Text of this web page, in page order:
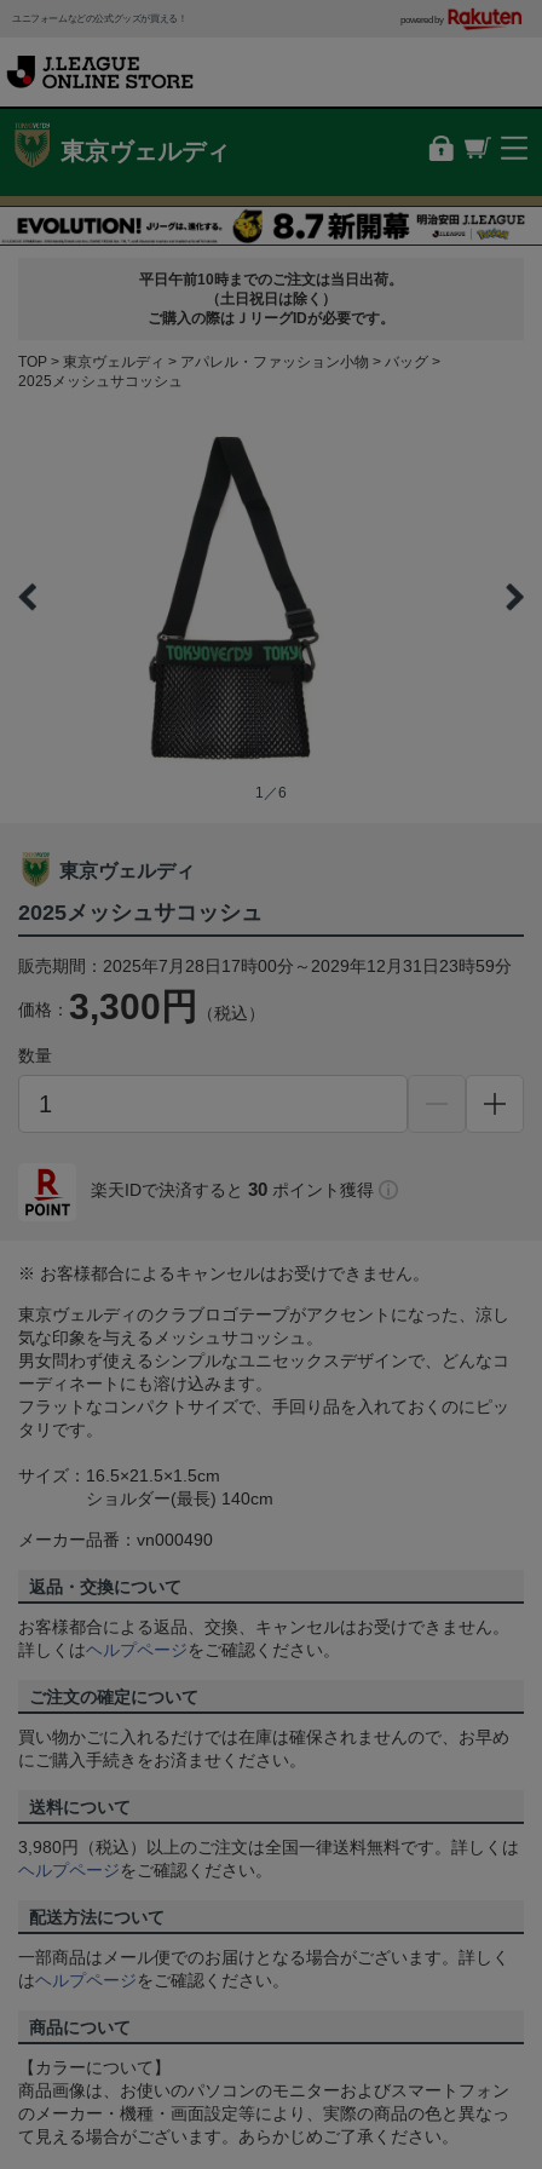
ユニフォームなどの公式グッズが買える！ powered by
東京ヴェルディ
平日午前10時までのご注文は当日出荷。
（土日祝日は除く）
ご購入の際はＪリーグIDが必要です。
TOP 東京ヴェルディ アパレル・ファッション小物
バッグ
2025メッシュサコッシュ
1／6
東京ヴェルディ
2025メッシュサコッシュ
販売期間：2025年7月28日17時00分～2029年12月31日23時59分
価格： 3,300円 （税込）
数量
楽天IDで決済すると 30 ポイント獲得
※ お客様都合によるキャンセルはお受けできません。
東京ヴェルディのクラブロゴテープがアクセントになった、涼し
気な印象を与えるメッシュサコッシュ。
男女問わず使えるシンプルなユニセックスデザインで、どんなコ
ーディネートにも溶け込みます。
フラットなコンパクトサイズで、手回り品を入れておくのにピッ
タリです。
サイズ：16.5×21.5×1.5cm
ショルダー(最長) 140cm
メーカー品番：vn000490
返品・交換について
お客様都合による返品、交換、キャンセルはお受けできません。
詳しくはヘルプページをご確認ください。
ご注文の確定について
買い物かごに入れるだけでは在庫は確保されませんので、お早め
にご購入手続きをお済ませください。
送料について
3,980円（税込）以上のご注文は全国一律送料無料です。詳しくは
ヘルプページをご確認ください。
配送方法について
一部商品はメール便でのお届けとなる場合がございます。詳しく
はヘルプページをご確認ください。
商品について
【カラーについて】
商品画像は、お使いのパソコンのモニターおよびスマートフォン
のメーカー・機種・画面設定等により、実際の商品の色と異なっ
て見える場合がございます。あらかじめご了承ください。